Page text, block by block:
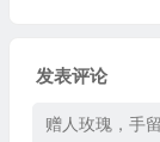
发表评论